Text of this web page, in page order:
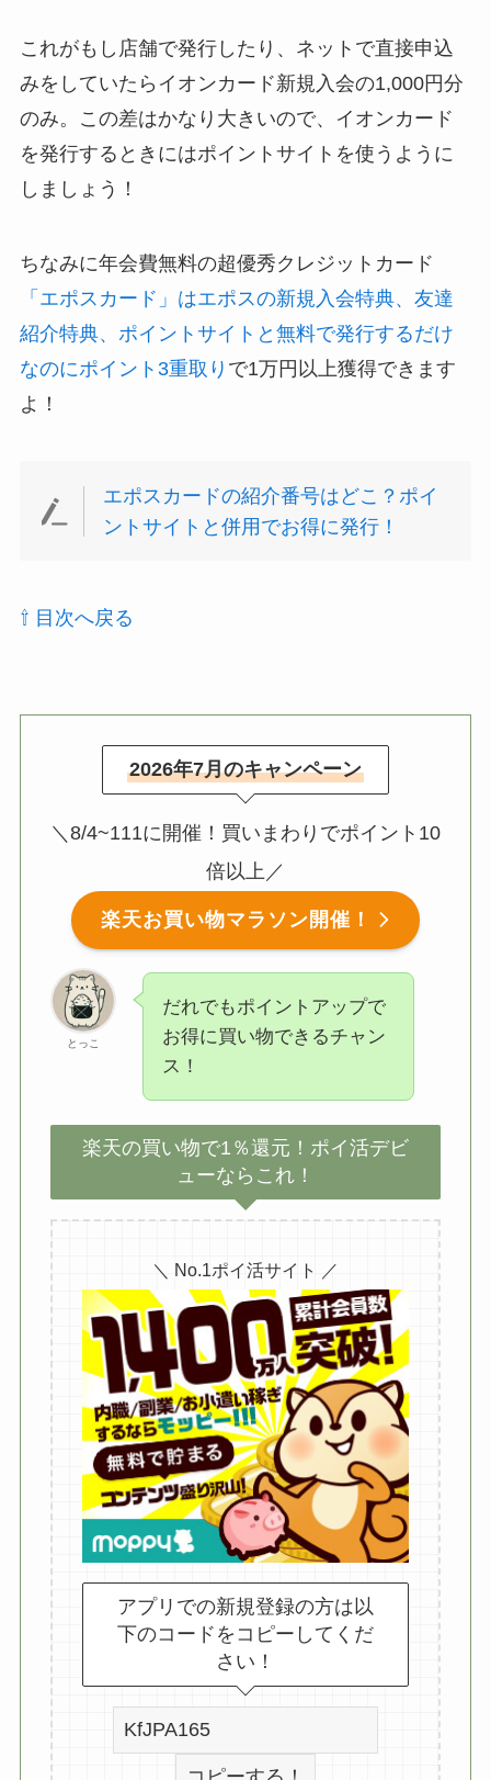
これがもし店舗で発行したり、ネットで直接申込
みをしていたらイオンカード新規入会の1,000円分
のみ。この差はかなり大きいので、イオンカード
を発行するときにはポイントサイトを使うように
しましょう！
ちなみに年会費無料の超優秀クレジットカード
「エポスカード」はエポスの新規入会特典、友達
紹介特典、ポイントサイトと無料で発行するだけ
なのにポイント3重取り で1万円以上獲得できます
よ！
エポスカードの紹介番号はどこ？ポイ
ントサイトと併用でお得に発行！
⇧ 目次へ戻る
2026年7月のキャンペーン
＼8/4~111に開催！買いまわりでポイント10
倍以上／
楽天お買い物マラソン開催！
とっこ
だれでもポイントアップで
お得に買い物できるチャン
ス！
楽天の買い物で1％還元！ポイ活デビ
ューならこれ！
＼ No.1ポイ活サイト ／
アプリでの新規登録の方は以
下のコードをコピーしてくだ
さい！